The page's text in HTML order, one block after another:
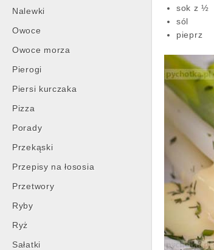
Nalewki
Owoce
Owoce morza
Pierogi
Piersi kurczaka
Pizza
Porady
Przekąski
Przepisy na łososia
Przetwory
Ryby
Ryż
Sałatki
sok z ½
sól
pieprz